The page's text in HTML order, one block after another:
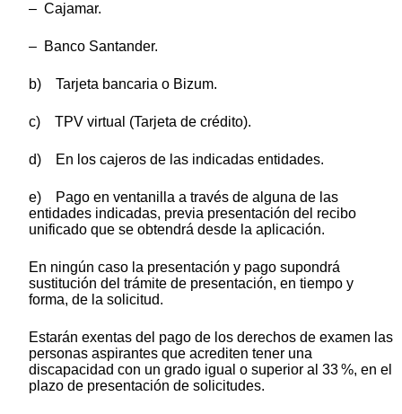
– Cajamar.
– Banco Santander.
b) Tarjeta bancaria o Bizum.
c) TPV virtual (Tarjeta de crédito).
d) En los cajeros de las indicadas entidades.
e) Pago en ventanilla a través de alguna de las
entidades indicadas, previa presentación del recibo
unificado que se obtendrá desde la aplicación.
En ningún caso la presentación y pago supondrá
sustitución del trámite de presentación, en tiempo y
forma, de la solicitud.
Estarán exentas del pago de los derechos de examen las
personas aspirantes que acrediten tener una
discapacidad con un grado igual o superior al 33 %, en el
plazo de presentación de solicitudes.